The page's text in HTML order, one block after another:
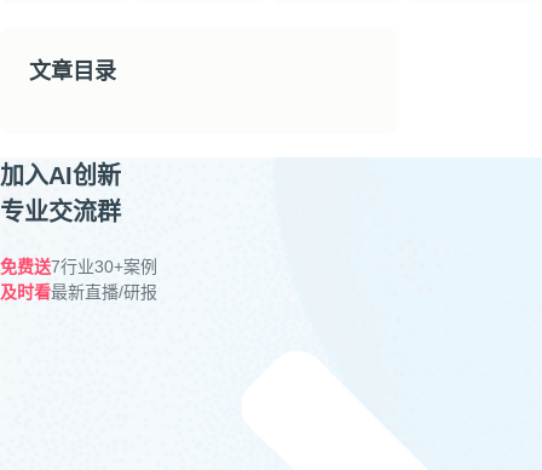
文章目录
加入AI创新
专业交流群
免费送7行业30+案例
及时看最新直播/研报